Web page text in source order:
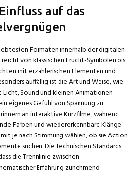
auf das
Formaten innerhalb der digitalen
von klassischen Frucht-Symbolen bis
mit erzählerischen Elementen und
auffällig ist die Art und Weise, wie
Sound und kleinen Animationen
eigenes Gefühl von Spannung zu
an interaktive Kurzfilme, während
Farben und wiedererkennbare Klänge
je nach Stimmung wählen, ob sie Action
suchen. Die technischen Standards
die Trennlinie zwischen
Erfahrung zunehmend